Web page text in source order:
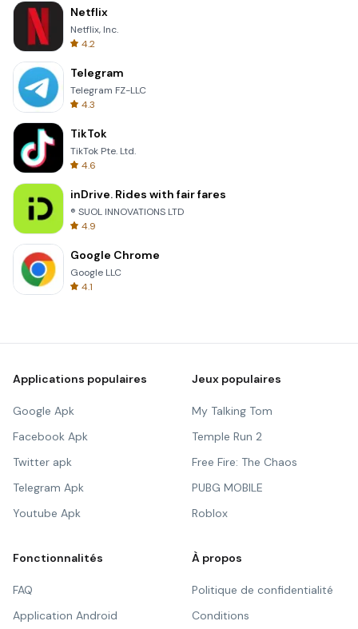
Netflix
Netflix, Inc.
4.2
Telegram
Telegram FZ-LLC
4.3
TikTok
TikTok Pte. Ltd.
4.6
inDrive. Rides with fair fares
® SUOL INNOVATIONS LTD
4.9
Google Chrome
Google LLC
4.1
Applications populaires
Google Apk
Facebook Apk
Twitter apk
Telegram Apk
Youtube Apk
Jeux populaires
My Talking Tom
Temple Run 2
Free Fire: The Chaos
PUBG MOBILE
Roblox
Fonctionnalités
FAQ
Application Android
À propos
Politique de confidentialité
Conditions